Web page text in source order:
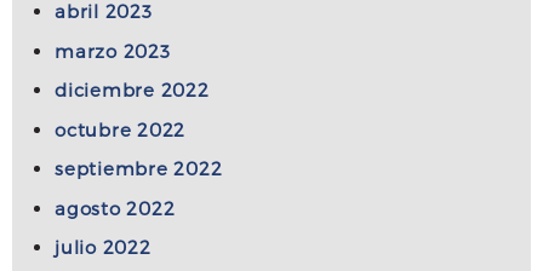
abril 2023
marzo 2023
diciembre 2022
octubre 2022
septiembre 2022
agosto 2022
julio 2022